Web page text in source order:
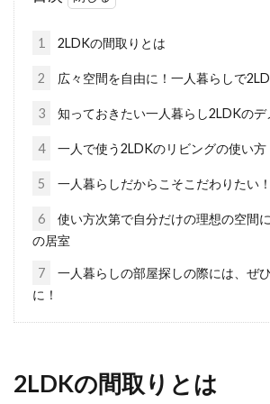
2LDKの賃貸住宅を福
木造住宅の床が
木造住宅で生活をして
1 2LDKの間取りとは
2 広々空間を自由に！一人暮らしで
3 知っておきたい一人暮らし2LDKのデ
4 一人で使う2LDKのリビングの使い方
5 一人暮らしだからこそこだわりたい
6
使い方次第で自分だけの理想の空間
の居室
7
一人暮らしの部屋探しの際には、ぜ
に！
2LDKの間取りとは